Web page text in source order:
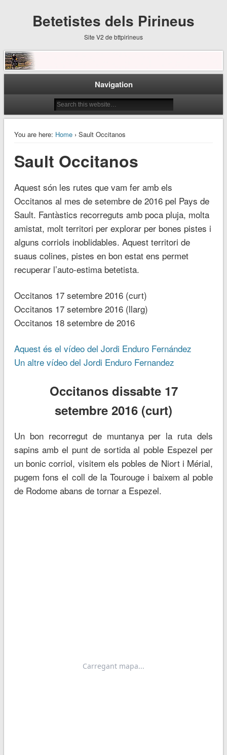
Betetistes dels Pirineus
Site V2 de bttpirineus
Navigation
You are here: Home› Sault Occitanos
Sault Occitanos
Aquest són les rutes que vam fer amb els
Occitanos al mes de setembre de 2016 pel Pays de
Sault. Fantàstics recorreguts amb poca pluja, molta
amistat, molt territori per explorar per bones pistes i
alguns corriols inoblidables. Aquest territori de
suaus colines, pistes en bon estat ens permet
recuperar l’auto-estima betetista.
Occitanos 17 setembre 2016 (curt)
Occitanos 17 setembre 2016 (llarg)
Occitanos 18 setembre de 2016
Aquest és el vídeo del Jordi Enduro Fernández
Un altre vídeo del Jordi Enduro Fernandez
Occitanos dissabte 17
setembre 2016 (curt)
Un bon recorregut de muntanya per la ruta dels
sapins amb el punt de sortida al poble Espezel per
un bonic corriol, visitem els pobles de Niort i Mérial,
pugem fons el coll de la Tourouge i baixem al poble
de Rodome abans de tornar a Espezel.